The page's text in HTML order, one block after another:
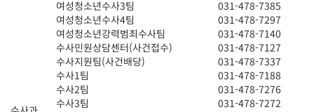
여성청소년수사3팀
031-478-7385
여성청소년수사4팀
031-478-7297
여성청소년강력범죄수사팀
031-478-7140
수사민원상담센터(사건접수)
031-478-7127
수사지원팀(사건배당)
031-478-7337
수사1팀
031-478-7188
수사2팀
031-478-7276
수사3팀
031-478-7272